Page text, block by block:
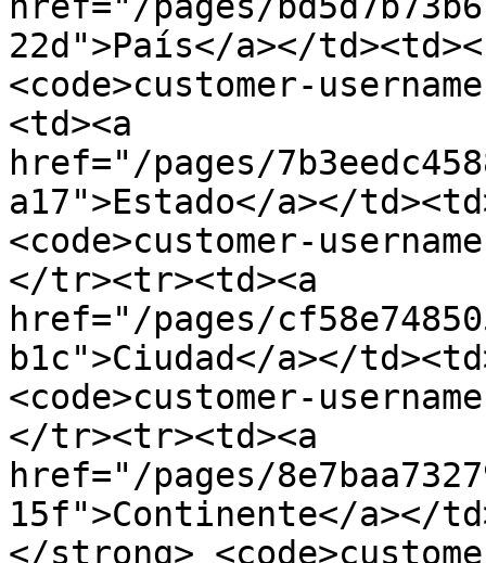
22d">País</a></
<code>customer-
<td><a
href="/pages/
a17">Estado</a></
<code>customer-
</tr><tr><td><a
href="/pages/
b1c">Ciudad</a></
<code>customer-
</tr><tr><td><a
href="/pages/
15f">Continente</a></
</strong>